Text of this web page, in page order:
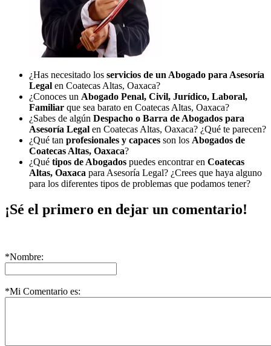
¿Has necesitado los servicios de un Abogado para Asesoría
Legal en Coatecas Altas, Oaxaca?
¿Conoces un Abogado Penal, Civil, Jurídico, Laboral,
Familiar que sea barato en Coatecas Altas, Oaxaca?
¿Sabes de algún Despacho o Barra de Abogados para
Asesoría Legal en Coatecas Altas, Oaxaca? ¿Qué te parecen?
¿Qué tan profesionales y capaces son los Abogados de
Coatecas Altas, Oaxaca?
¿Qué tipos de Abogados puedes encontrar en Coatecas
Altas, Oaxaca para Asesoría Legal? ¿Crees que haya alguno
para los diferentes tipos de problemas que podamos tener?
¡Sé el primero en dejar un comentario!
*Nombre:
*Mi Comentario es: